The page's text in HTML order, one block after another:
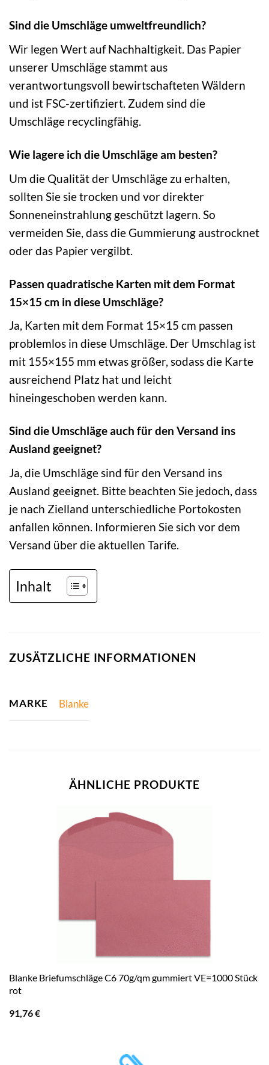
Sind die Umschläge umweltfreundlich?
Wir legen Wert auf Nachhaltigkeit. Das Papier
unserer Umschläge stammt aus
verantwortungsvoll bewirtschafteten Wäldern
und ist FSC-zertifiziert. Zudem sind die
Umschläge recyclingfähig.
Wie lagere ich die Umschläge am besten?
Um die Qualität der Umschläge zu erhalten,
sollten Sie sie trocken und vor direkter
Sonneneinstrahlung geschützt lagern. So
vermeiden Sie, dass die Gummierung austrocknet
oder das Papier vergilbt.
Passen quadratische Karten mit dem Format
15×15 cm in diese Umschläge?
Ja, Karten mit dem Format 15×15 cm passen
problemlos in diese Umschläge. Der Umschlag ist
mit 155×155 mm etwas größer, sodass die Karte
ausreichend Platz hat und leicht
hineingeschoben werden kann.
Sind die Umschläge auch für den Versand ins
Ausland geeignet?
Ja, die Umschläge sind für den Versand ins
Ausland geeignet. Bitte beachten Sie jedoch, dass
je nach Zielland unterschiedliche Portokosten
anfallen können. Informieren Sie sich vor dem
Versand über die aktuellen Tarife.
Inhalt
ZUSÄTZLICHE INFORMATIONEN
MARKE Blanke
ÄHNLICHE PRODUKTE
Blanke Briefumschläge C6 70g/qm gummiert VE=1000 Stück
rot
91,76€